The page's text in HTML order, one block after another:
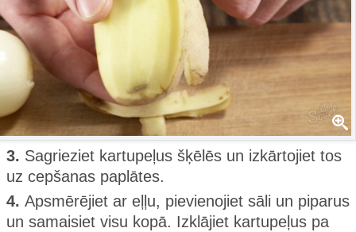
3. Sagrieziet kartupeļus šķēlēs un izkārtojiet tos
uz cepšanas paplātes.
4. Apsmērējiet ar eļļu, pievienojiet sāli un piparus
un samaisiet visu kopā. Izklājiet kartupeļus pa